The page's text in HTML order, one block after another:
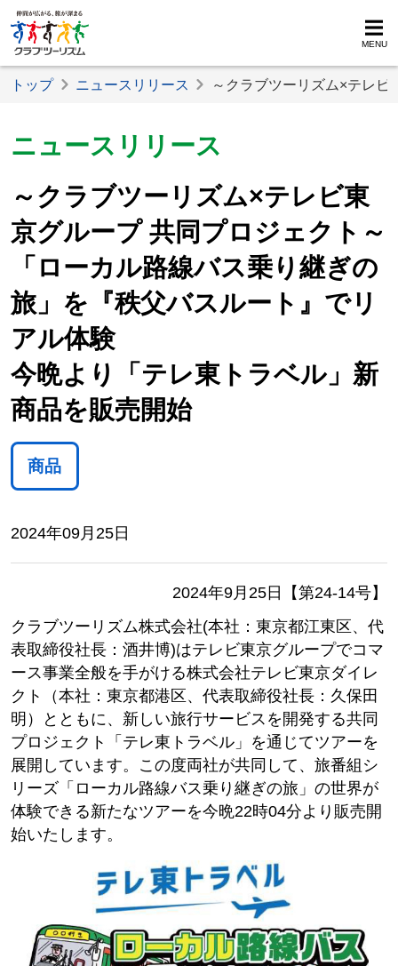
MENU
トップ ニュースリリース ～クラブツーリズム×テレ
ニュースリリース
～クラブツーリズム×テレビ東
京グループ 共同プロジェクト～
「ローカル路線バス乗り継ぎの
旅」を『秩父バスルート』でリ
アル体験
今晩より「テレ東トラベル」新
商品を販売開始
商品
2024年09月25日
2024年9月25日【第24-14号】
クラブツーリズム株式会社(本社：東京都江東区、代
表取締役社長：酒井博)はテレビ東京グループでコマ
ース事業全般を手がける株式会社テレビ東京ダイレ
クト（本社：東京都港区、代表取締役社長：久保田
明）とともに、新しい旅行サービスを開発する共同
プロジェクト「テレ東トラベル」を通じてツアーを
展開しています。この度両社が共同して、旅番組シ
リーズ「ローカル路線バス乗り継ぎの旅」の世界が
体験できる新たなツアーを今晩22時04分より販売開
始いたします。